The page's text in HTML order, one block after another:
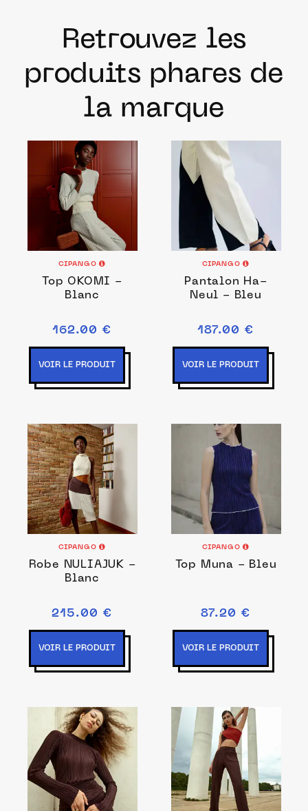
Retrouvez les
produits phares de
la marque
CIPANGO
Top OKOMI -
Blanc
162.00 €
VOIR LE PRODUIT
CIPANGO
Pantalon Ha-
Neul - Bleu
187.00 €
VOIR LE PRODUIT
CIPANGO
Robe NULIAJUK -
Blanc
215.00 €
VOIR LE PRODUIT
CIPANGO
Top Muna - Bleu
87.20 €
VOIR LE PRODUIT